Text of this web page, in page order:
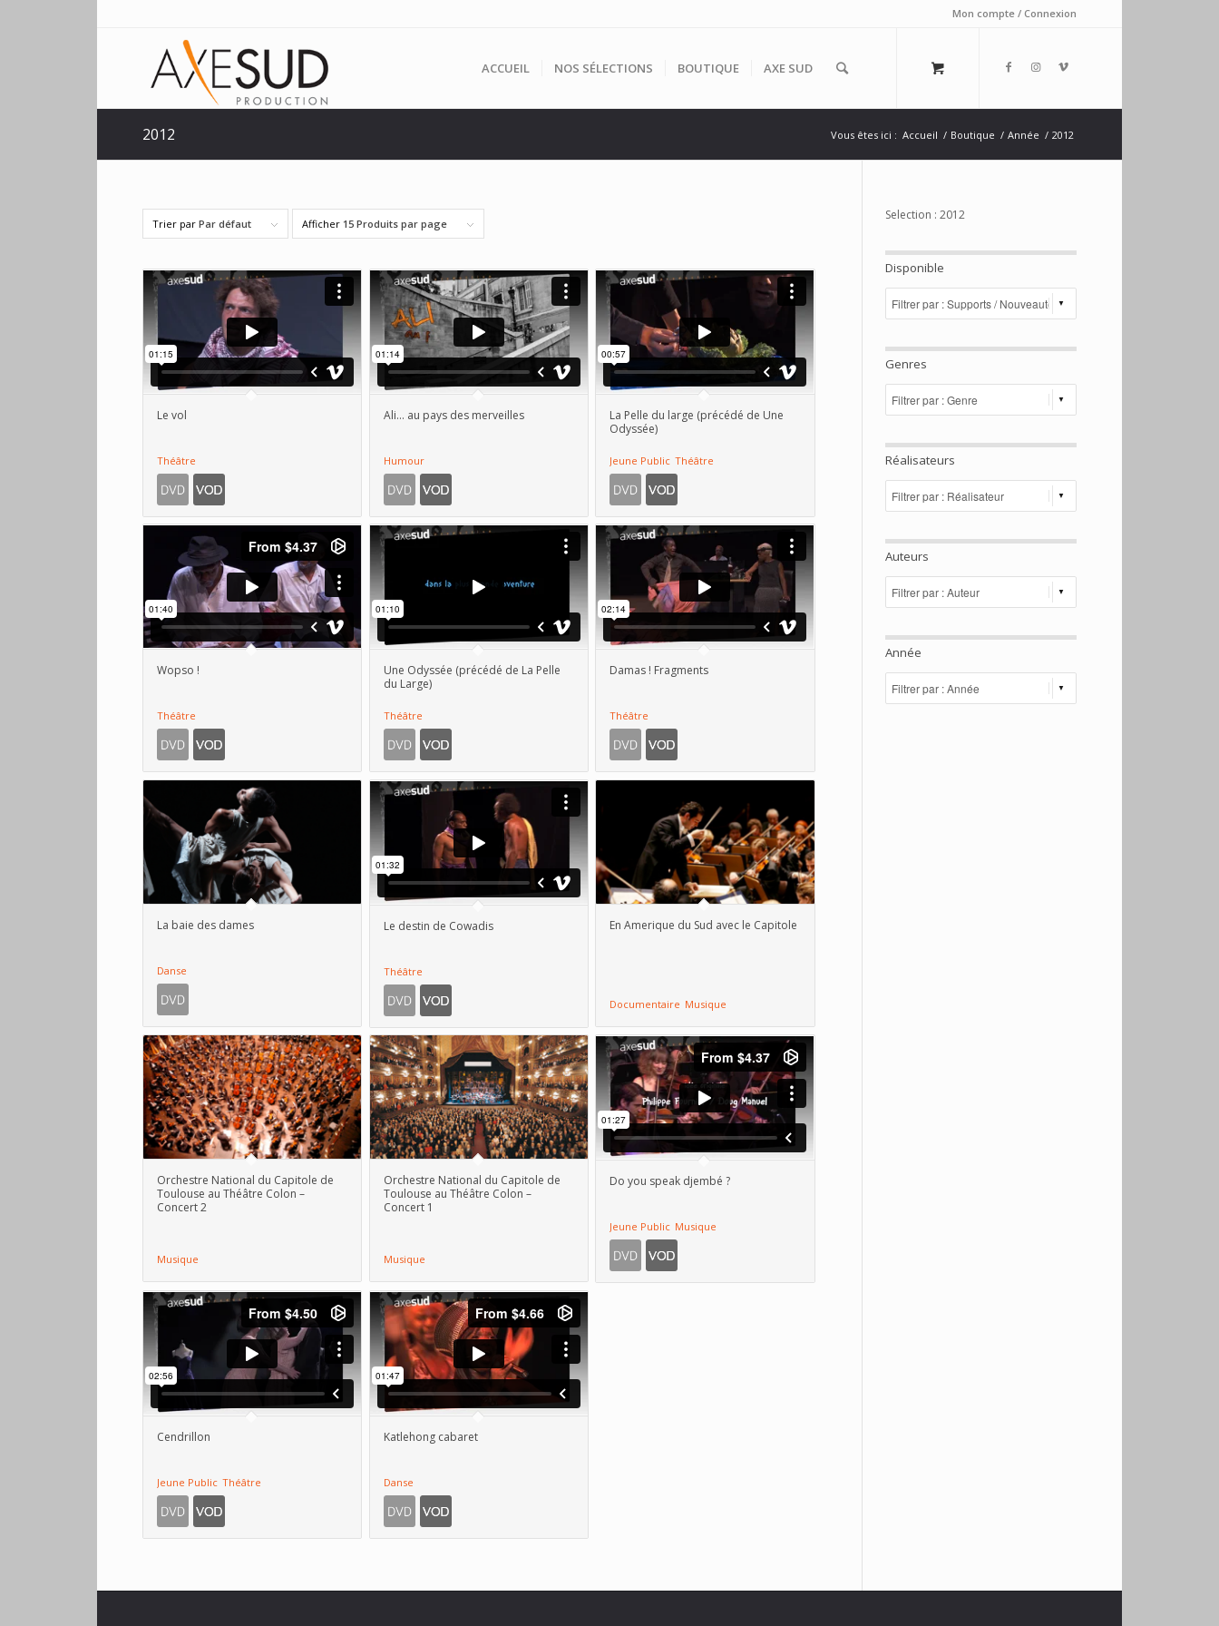
Mon compte / Connexion
ACCUEIL NOS SÉLECTIONS BOUTIQUE AXE SUD
2012 Vous êtes ici : Accueil / Boutique / Année / 2012
Trier par Par défaut Afficher 15 Produits par page
Le vol
Théâtre
Ali… au pays des merveilles
Humour
La Pelle du large (précédé de Une
Odyssée)
Jeune Public Théâtre
Wopso !
Théâtre
Une Odyssée (précédé de La Pelle
du Large)
Théâtre
Damas ! Fragments
Théâtre
La baie des dames
Danse
Le destin de Cowadis
Théâtre
En Amerique du Sud avec le Capitole
Documentaire Musique
Orchestre National du Capitole de
Toulouse au Théâtre Colon –
Concert 2
Musique
Orchestre National du Capitole de
Toulouse au Théâtre Colon –
Concert 1
Musique
Do you speak djembé ?
Jeune Public Musique
Cendrillon
Jeune Public Théâtre
Katlehong cabaret
Danse
Selection : 2012
Disponible
Genres
Réalisateurs
Auteurs
Année